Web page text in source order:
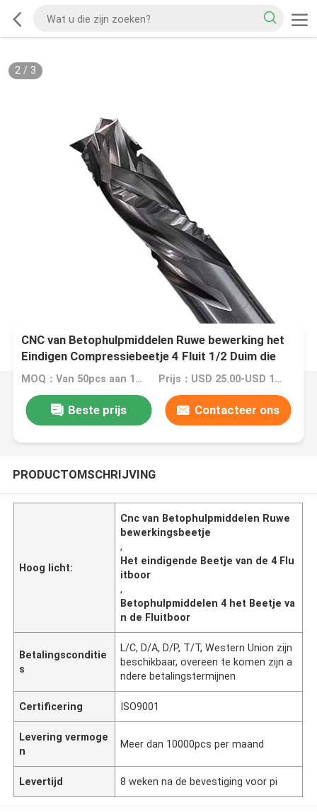
2/ 3
CNC van Betophulpmiddelen Ruwe bewerking het
Eindigen Compressiebeetje 4 Fluit 1/2 Duim die
Dia snijden
MOQ：Van 50pcs aan 100pcs Prijs：USD 25.00-USD 100.00
Beste prijs Contacteer ons
PRODUCTOMSCHRIJVING
Hoog licht:
Cnc van Betophulpmiddelen Ruwe
bewerkingsbeetje
,
Het eindigende Beetje van de 4 Flu
itboor
,
Betophulpmiddelen 4 het Beetje va
n de Fluitboor
Betalingsconditie
s
L/C, D/A, D/P, T/T, Western Union zijn
beschikbaar, overeen te komen zijn a
ndere betalingstermijnen
Certificering ISO9001
Levering vermoge
n
Meer dan 10000pcs per maand
Levertijd 8 weken na de bevestiging voor pi